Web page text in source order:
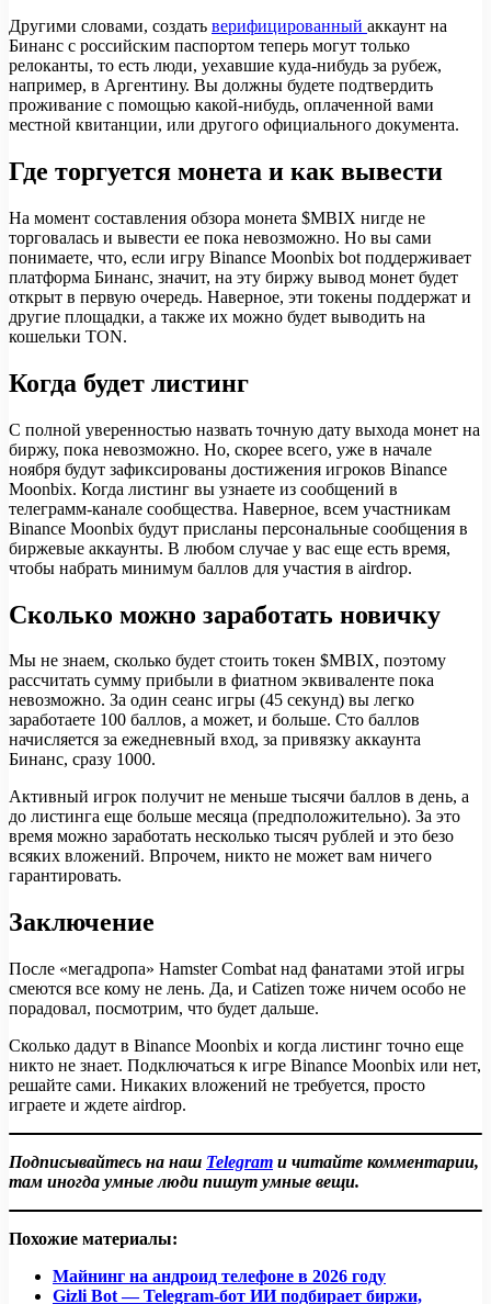
Другими словами, создать верифицированный аккаунт на
Бинанс с российским паспортом теперь могут только
релоканты, то есть люди, уехавшие куда-нибудь за рубеж,
например, в Аргентину. Вы должны будете подтвердить
проживание с помощью какой-нибудь, оплаченной вами
местной квитанции, или другого официального документа.
Где торгуется монета и как вывести
На момент составления обзора монета $MBIX нигде не
торговалась и вывести ее пока невозможно. Но вы сами
понимаете, что, если игру Binance Moonbix bot поддерживает
платформа Бинанс, значит, на эту биржу вывод монет будет
открыт в первую очередь. Наверное, эти токены поддержат и
другие площадки, а также их можно будет выводить на
кошельки TON.
Когда будет листинг
С полной уверенностью назвать точную дату выхода монет на
биржу, пока невозможно. Но, скорее всего, уже в начале
ноября будут зафиксированы достижения игроков Binance
Moonbix. Когда листинг вы узнаете из сообщений в
телеграмм-канале сообщества. Наверное, всем участникам
Binance Moonbix будут присланы персональные сообщения в
биржевые аккаунты. В любом случае у вас еще есть время,
чтобы набрать минимум баллов для участия в airdrop.
Сколько можно заработать новичку
Мы не знаем, сколько будет стоить токен $MBIX, поэтому
рассчитать сумму прибыли в фиатном эквиваленте пока
невозможно. За один сеанс игры (45 секунд) вы легко
заработаете 100 баллов, а может, и больше. Сто баллов
начисляется за ежедневный вход, за привязку аккаунта
Бинанс, сразу 1000.
Активный игрок получит не меньше тысячи баллов в день, а
до листинга еще больше месяца (предположительно). За это
время можно заработать несколько тысяч рублей и это безо
всяких вложений. Впрочем, никто не может вам ничего
гарантировать.
Заключение
После «мегадропа» Hamster Combat над фанатами этой игры
смеются все кому не лень. Да, и Catizen тоже ничем особо не
порадовал, посмотрим, что будет дальше.
Сколько дадут в Binance Moonbix и когда листинг точно еще
никто не знает. Подключаться к игре Binance Moonbix или нет,
решайте сами. Никаких вложений не требуется, просто
играете и ждете airdrop.
Подписывайтесь на наш Telegram и читайте комментарии,
там иногда умные люди пишут умные вещи.
Похожие материалы:
Майнинг на андроид телефоне в 2026 году
Gizli Bot — Telegram-бот ИИ подбирает биржи,